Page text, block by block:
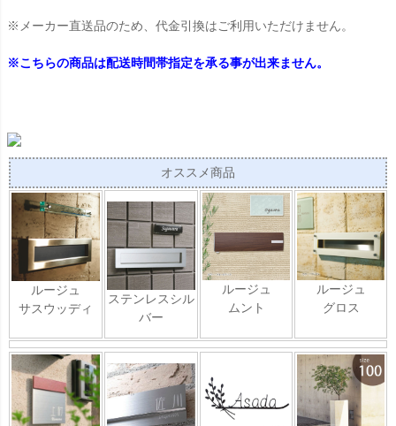
※メーカー直送品のため、代金引換はご利用いただけません。
※こちらの商品は配送時間帯指定を承る事が出来ません。
オススメ商品
ルージュ
サスウッディ
ステンレスシル
バー
ルージュ
ムント
ルージュ
グロス